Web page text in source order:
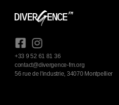
+33 9 52 61 81 36
contact@divergence-fm.org
56 rue de l'industrie, 34070 Montpellier